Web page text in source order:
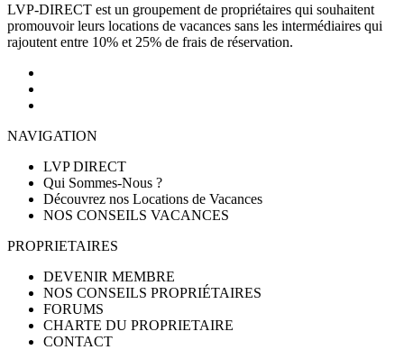
LVP-DIRECT est un groupement de propriétaires qui souhaitent
promouvoir leurs locations de vacances sans les intermédiaires qui
rajoutent entre 10% et 25% de frais de réservation.
NAVIGATION
LVP DIRECT
Qui Sommes-Nous ?
Découvrez nos Locations de Vacances
NOS CONSEILS VACANCES
PROPRIETAIRES
DEVENIR MEMBRE
NOS CONSEILS PROPRIÉTAIRES
FORUMS
CHARTE DU PROPRIETAIRE
CONTACT